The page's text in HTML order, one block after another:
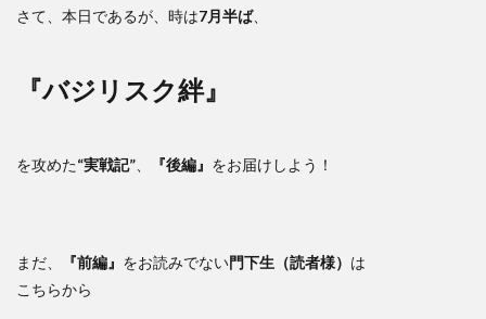
さて、本日であるが、時は7月半ば、
『バジリスク絆』
を攻めた“実戦記” 『後編』 をお届けしよう！
まだ、 『前編』 をお読みでない門下生（読者様） は
こちらから